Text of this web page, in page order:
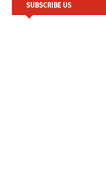
SUBSCRIBE US